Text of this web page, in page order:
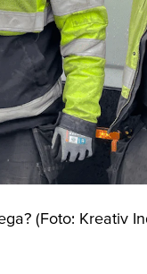
(Foto: Kreativ